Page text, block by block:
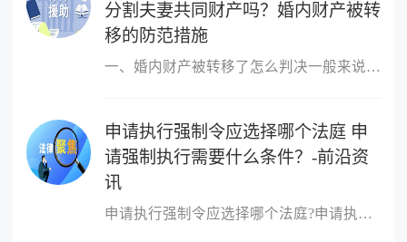
分割夫妻共同财产吗？婚内财产被转
移的防范措施
一、婚内财产被转移了怎么判决一般来说，所说的离婚前的财产转移主
申请执行强制令应选择哪个法庭 申
请强制执行需要什么条件？-前沿资
讯
申请执行强制令应选择哪个法庭?申请执行强制令应选择如下法庭：向第